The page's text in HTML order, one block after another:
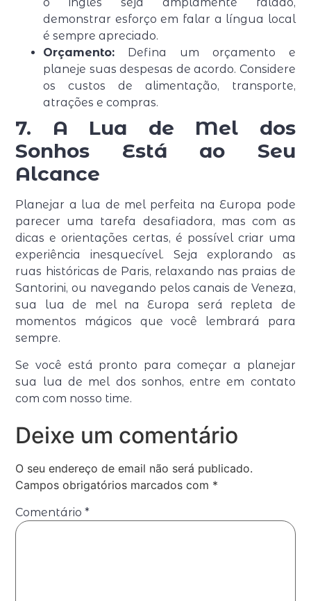
o inglês seja amplamente falado,
demonstrar esforço em falar a língua local
é sempre apreciado.
Orçamento: Defina um orçamento e
planeje suas despesas de acordo. Considere
os custos de alimentação, transporte,
atrações e compras.
7. A Lua de Mel dos
Sonhos Está ao Seu
Alcance
Planejar a lua de mel perfeita na Europa pode
parecer uma tarefa desafiadora, mas com as
dicas e orientações certas, é possível criar uma
experiência inesquecível. Seja explorando as
ruas históricas de Paris, relaxando nas praias de
Santorini, ou navegando pelos canais de Veneza,
sua lua de mel na Europa será repleta de
momentos mágicos que você lembrará para
sempre.
Se você está pronto para começar a planejar
sua lua de mel dos sonhos, entre em contato
com com nosso time.
Deixe um comentário
O seu endereço de email não será publicado.
Campos obrigatórios marcados com *
Comentário*